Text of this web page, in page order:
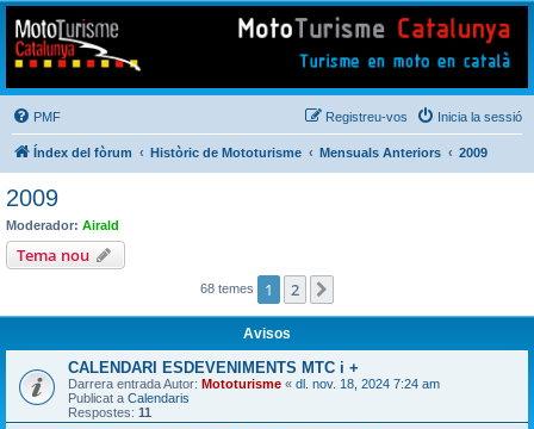
Mototurisme
Turisme en moto en català
PMF Inicia la sessió
Registreu-vos
Índex del fòrum Històric de Mototurisme Mensuals Anteriors 2009
2009
Moderador: Airald
Tema nou
68 temes 1 2
Avisos
CALENDARI ESDEVENIMENTS MTC i +
Darrera entrada Autor: Mototurisme « dl. nov. 18, 2024 7:24 am
Publicat a Calendaris
Respostes: 11